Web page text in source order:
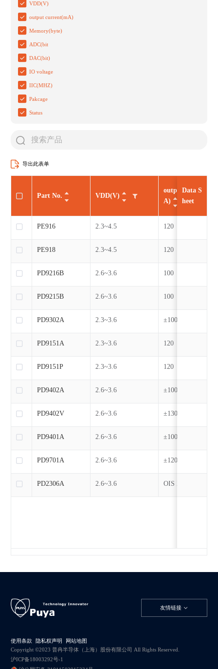
VDD(V)
output current(mA)
Memory(byte)
ADC(bit
DAC(bit)
IO voltage
IIC(MHZ)
Pakcage
Status
导出此表单
VDD(V)
output current(m
A)
2.3~4.5 120
2.3~4.5 120
2.6~3.6 100
2.6~3.6 100
2.3~3.6 ±100/±130
2.3~3.6 120
2.3~3.6 120
2.6~3.6 ±100
2.6~3.6 ±130
2.6~3.6 ±100/±130
2.6~3.6
2.6~3.6
OIS XY:±130/±200
Part No.
PE916
PE918
PD9216B
PD9215B
PD9302A
PD9151A
PD9151P
PD9402A
PD9402V
PD9401A
PD9701A
PD2306A
Data S
heet
友情链接
使用条款 隐私权声明
网站地图
Copyright ©2023 普冉半导体（上海）股份有限公司 All Rights Reserved.
沪ICP备18003292号-1